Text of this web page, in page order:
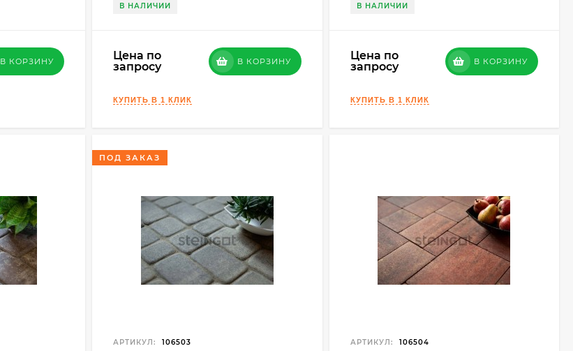
В КОРЗИНУ
В НАЛИЧИИ
Цена по
запросу
В КОРЗИНУ
В НАЛИЧИИ
Цена по
запросу
В КОРЗИНУ
ПОД ЗАКАЗ
АРТИКУЛ: 106503 АРТИКУЛ: 106504